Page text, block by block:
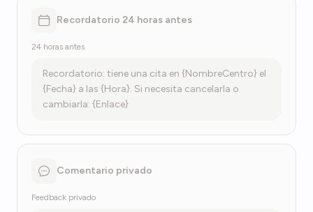
Recordatorio 24 horas antes
24 horas antes
Recordatorio: tiene una cita en {NombreCentro} el
{Fecha} a las {Hora}. Si necesita cancelarla o
cambiarla: {Enlace}
Comentario privado
Feedback privado